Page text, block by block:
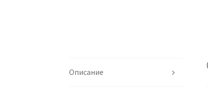
Описание